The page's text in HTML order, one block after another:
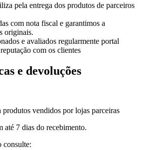
pela entrega dos produtos de parceiros
com nota fiscal e garantimos a
originais.
e avaliados regularmente portal
com os clientes
e devoluções
vendidos por lojas parceiras
até 7 dias do recebimento.
consulte: